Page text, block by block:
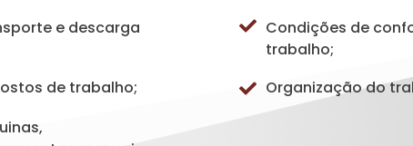
e descarga
de trabalho;
Condições de
trabalho;
Organização do